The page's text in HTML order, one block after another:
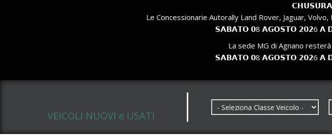
Le Concessionarie Autorally Land Rover, Jaguar,
𝗦𝗔𝗕𝗔𝗧𝗢 𝟬8 𝗔𝗚𝗢𝗦𝗧𝗢 𝟮𝟬𝟮6 𝗔
La sede MG di Agnano
𝗦𝗔𝗕𝗔𝗧𝗢 𝟬8 𝗔𝗚𝗢𝗦𝗧𝗢 𝟮𝟬𝟮6 𝗔
VEICOLI NUOVI e USATI